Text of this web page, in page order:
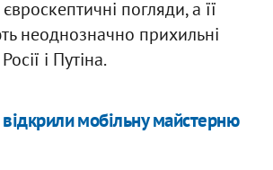
погляди, а її
неоднозначно прихильні
і Путіна.
мобільну майстерню